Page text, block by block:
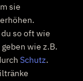
sie
so oft wie
wie z.B.
Schutz.